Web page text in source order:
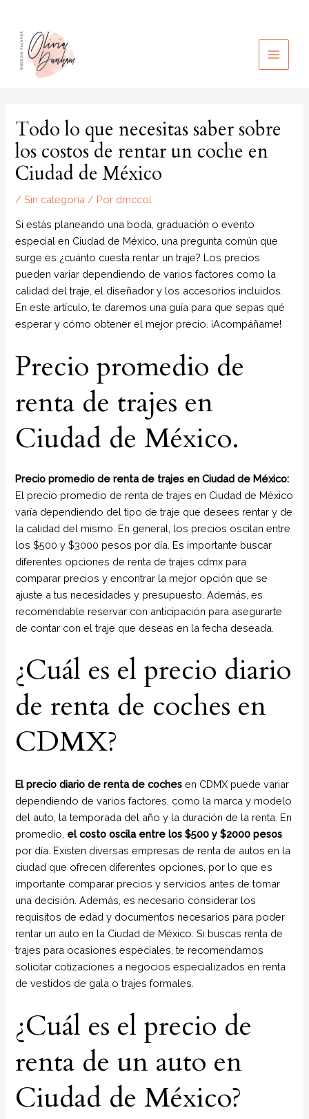
contenido
MAIN
Todo lo que necesitas saber sobre
los costos de rentar un coche en
Ciudad de México
/Sin categoría / Por dmccol
Si estás planeando una boda, graduación o evento
especial en Ciudad de México, una pregunta común que
surge es ¿cuánto cuesta rentar un traje? Los precios
pueden variar dependiendo de varios factores como la
calidad del traje, el diseñador y los accesorios incluidos.
En este artículo, te daremos una guía para que sepas qué
esperar y cómo obtener el mejor precio. ¡Acompáñame!
Precio promedio de
renta de trajes en
Ciudad de México.
Precio promedio de renta de trajes en Ciudad de México:
El precio promedio de renta de trajes en Ciudad de México
varía dependiendo del tipo de traje que desees rentar y de
la calidad del mismo. En general, los precios oscilan entre
los $500 y $3000 pesos por día. Es importante buscar
diferentes opciones de renta de trajes cdmx para
comparar precios y encontrar la mejor opción que se
ajuste a tus necesidades y presupuesto. Además, es
recomendable reservar con anticipación para asegurarte
de contar con el traje que deseas en la fecha deseada.
¿Cuál es el precio diario
de renta de coches en
CDMX?
El precio diario de renta de coches en CDMX puede variar
dependiendo de varios factores, como la marca y modelo
del auto, la temporada del año y la duración de la renta. En
promedio, el costo oscila entre los $500 y $2000 pesos
por día. Existen diversas empresas de renta de autos en la
ciudad que ofrecen diferentes opciones, por lo que es
importante comparar precios y servicios antes de tomar
una decisión. Además, es necesario considerar los
requisitos de edad y documentos necesarios para poder
rentar un auto en la Ciudad de México. Si buscas renta de
trajes para ocasiones especiales, te recomendamos
solicitar cotizaciones a negocios especializados en renta
de vestidos de gala o trajes formales.
¿Cuál es el precio de
renta de un auto en
Ciudad de México?